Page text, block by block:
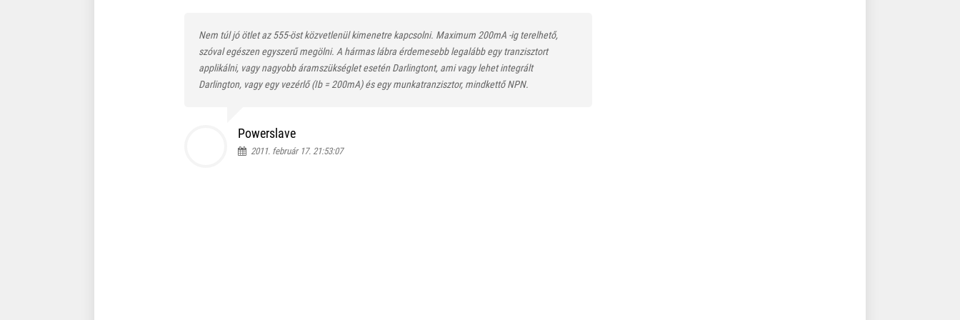
Nem túl jó ötlet az 555-öst közvetlenül kimenetre kapcsolni. Maximum 200mA -ig terelhető,
szóval egészen egyszerű megölni. A hármas lábra érdemesebb legalább egy tranzisztort
applikálni, vagy nagyobb áramszükséglet esetén Darlingtont, ami vagy lehet integrált
Darlington, vagy egy vezérlő (Ib = 200mA) és egy munkatranzisztor, mindkettő NPN.
Powerslave
2011. február 17. 21:53:07